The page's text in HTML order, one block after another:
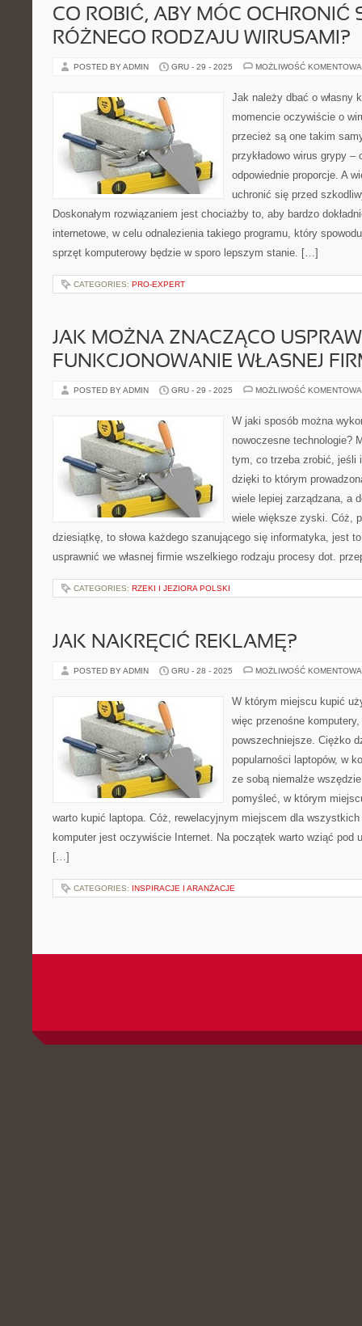
CO ROBIĆ, ABY MÓC OCHRONIĆ
RÓŻNEGO RODZAJU WIRUSAMI?
POSTED BY ADMIN GRU - 29 - 2025 MOŻLIWOŚĆ
Jak należy dbać o własny
momencie oczywiście o
przecież są one takim
przykładowo wirus grypy
odpowiednie proporcje. A
uchronić się przed
Doskonałym rozwiązaniem jest chociażby to, aby bardzo
internetowe, w celu odnalezienia takiego programu, który
sprzęt komputerowy będzie w sporo lepszym stanie. […]
CATEGORIES: PRO-EXPERT
JAK MOŻNA ZNACZĄCO
FUNKCJONOWANIE WŁASNEJ
POSTED BY ADMIN GRU - 29 - 2025 MOŻLIWOŚĆ
W jaki sposób można
nowoczesne technologie?
tym, co trzeba zrobić, jeśli
dzięki to którym
wiele lepiej zarządzana, a
wiele większe zyski. Cóż,
dziesiątkę, to słowa każdego szanującego się informatyka, jest
usprawnić we własnej firmie wszelkiego rodzaju procesy dot.
CATEGORIES: RZEKI I JEZIORA POLSKI
JAK NAKRĘCIĆ REKLAMĘ?
POSTED BY ADMIN GRU - 28 - 2025 MOŻLIWOŚĆ
W którym miejscu kupić
więc przenośne
powszechniejsze. Ciężko
popularności laptopów, w
ze sobą niemalże
pomyśleć, w którym
warto kupić laptopa. Cóż, rewelacyjnym miejscem dla
komputer jest oczywiście Internet. Na początek warto wziąć pod
[…]
CATEGORIES: INSPIRACJE I ARANŻACJE